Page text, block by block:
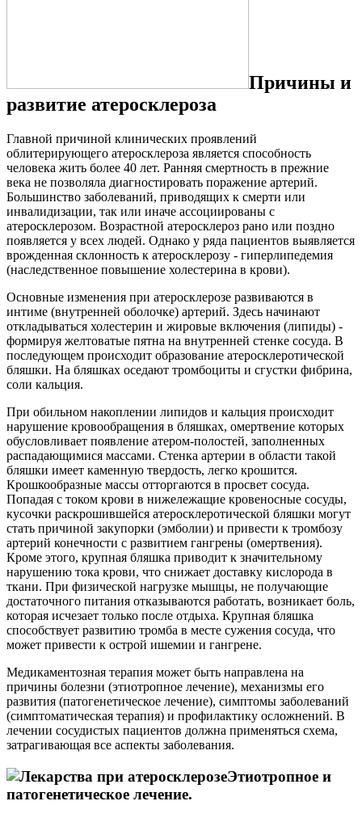
Причины и
развитие атеросклероза
Главной причиной клинических проявлений
облитерирующего атеросклероза является способность
человека жить более 40 лет. Ранняя смертность в прежние
века не позволяла диагностировать поражение артерий.
Большинство заболеваний, приводящих к смерти или
инвалидизации, так или иначе ассоциированы с
атеросклерозом. Возрастной атеросклероз рано или поздно
появляется у всех людей. Однако у ряда пациентов выявляется
врожденная склонность к атеросклерозу - гиперлипедемия
(наследственное повышение холестерина в крови).
Основные изменения при атеросклерозе развиваются в
интиме (внутренней оболочке) артерий. Здесь начинают
откладываться холестерин и жировые включения (липиды) -
формируя желтоватые пятна на внутренней стенке сосуда. В
последующем происходит образование атеросклеротической
бляшки. На бляшках оседают тромбоциты и сгустки фибрина,
соли кальция.
При обильном накоплении липидов и кальция происходит
нарушение кровообращения в бляшках, омертвение которых
обусловливает появление атером-полостей, заполненных
распадающимися массами. Стенка артерии в области такой
бляшки имеет каменную твердость, легко крошится.
Крошкообразные массы отторгаются в просвет сосуда.
Попадая с током крови в нижележащие кровеносные сосуды,
кусочки раскрошившейся атеросклеротической бляшки могут
стать причиной закупорки (эмболии) и привести к тромбозу
артерий конечности с развитием гангрены (омертвения).
Кроме этого, крупная бляшка приводит к значительному
нарушению тока крови, что снижает доставку кислорода в
ткани. При физической нагрузке мышцы, не получающие
достаточного питания отказываются работать, возникает боль,
которая исчезает только после отдыха. Крупная бляшка
способствует развитию тромба в месте сужения сосуда, что
может привести к острой ишемии и гангрене.
Медикаментозная терапия может быть направлена на
причины болезни (этиотропное лечение), механизмы его
развития (патогенетическое лечение), симптомы заболеваний
(симптоматическая терапия) и профилактику осложнений. В
лечении сосудистых пациентов должна применяться схема,
затрагивающая все аспекты заболевания.
Этиотропное и
патогенетическое лечение.